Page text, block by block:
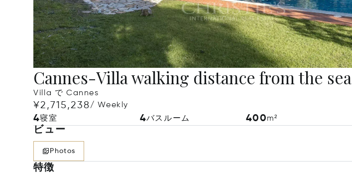
Cannes-Villa walking distance from the sea
Villa で Cannes
¥2,715,238/ Weekly
4寝室 4バスルーム 400m²
ビュー
Photos
特徴